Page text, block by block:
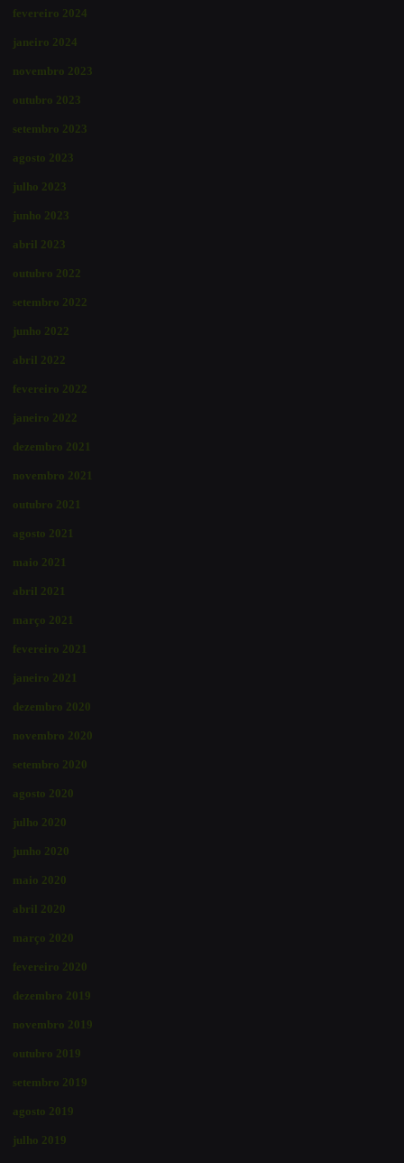
fevereiro 2024
janeiro 2024
novembro 2023
outubro 2023
setembro 2023
agosto 2023
julho 2023
junho 2023
abril 2023
outubro 2022
setembro 2022
junho 2022
abril 2022
fevereiro 2022
janeiro 2022
dezembro 2021
novembro 2021
outubro 2021
agosto 2021
maio 2021
abril 2021
março 2021
fevereiro 2021
janeiro 2021
dezembro 2020
novembro 2020
setembro 2020
agosto 2020
julho 2020
junho 2020
maio 2020
abril 2020
março 2020
fevereiro 2020
dezembro 2019
novembro 2019
outubro 2019
setembro 2019
agosto 2019
julho 2019